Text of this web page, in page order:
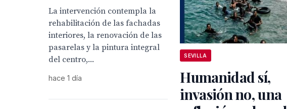
La intervención contempla la
rehabilitación de las fachadas
interiores, la renovación de las
pasarelas y la pintura integral
del centro,...
hace 1 día
SEVILLA
Humanidad sí,
invasión no, una